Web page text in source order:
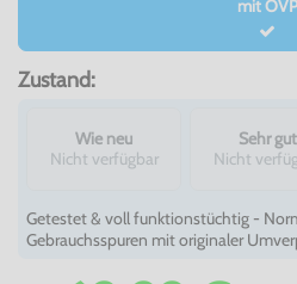
mit OVP
Zustand:
Wie neu
Nicht verfügbar
Sehr gut
Nicht
Getestet & voll funktionstüchtig -
Gebrauchsspuren mit originaler